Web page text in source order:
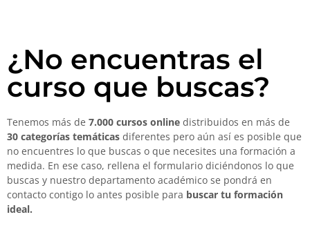
¿No encuentras el
curso que buscas?
Tenemos más de 7.000 cursos online distribuidos en más de
30 categorías temáticas diferentes pero aún así es posible que
no encuentres lo que buscas o que necesites una formación a
medida. En ese caso, rellena el formulario diciéndonos lo que
buscas y nuestro departamento académico se pondrá en
contacto contigo lo antes posible para buscar tu formación
ideal.